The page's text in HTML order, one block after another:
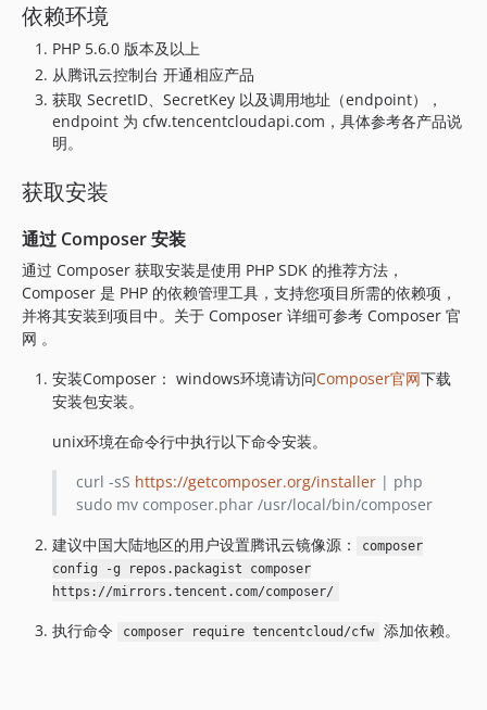
3.0.1596
3.0.1592
3.0.1587
3.0.1585
3.0.1579
3.0.1574
3.0.1570
3.0.1565
3.0.1560
3.0.1542
3.0.1523
3.0.1520
3.0.1516
3.0.1515
3.0.1512
3.0.1506
3.0.1494
3.0.1465
3.0.1437
3.0.1417
3.0.1414
3.0.1405
依赖环境
PHP 5.6.0 版本及以上
从腾讯云控制台 开通相应产品
获取 SecretID、SecretKey 以及调用地址（endpoint），
endpoint 为 cfw.tencentcloudapi.com，具体参考各产品说
明。
获取安装
通过 Composer 安装
通过 Composer 获取安装是使用 PHP SDK 的推荐方法，
Composer 是 PHP 的依赖管理工具，支持您项目所需的依赖项，
并将其安装到项目中。关于 Composer 详细可参考 Composer 官
网 。
安装Composer： windows环境请访问Composer官网下载
安装包安装。
unix环境在命令行中执行以下命令安装。
curl -sS https://getcomposer.org/installer| php
sudo mv composer.phar /usr/local/bin/composer
建议中国大陆地区的用户设置腾讯云镜像源：
composer
config -g repos.packagist composer
https://mirrors.tencent.com/composer/
执行命令 composer require tencentcloud/cfw 添加依赖。